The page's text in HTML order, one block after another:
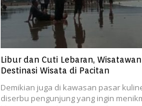
Libur dan Cuti Lebaran,
Destinasi Wisata di Pacitan
Demikian juga di kawasan pasar
diserbu pengunjung yang ingin